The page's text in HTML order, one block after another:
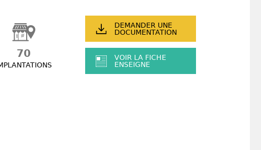
70
DEMANDER UNE
DOCUMENTATION
VOIR LA FICHE
ENSEIGNE